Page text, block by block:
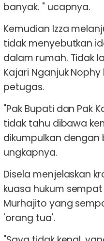
banyak. " ucapnya.
Kemudian Izza
tidak menyebutkan
dalam rumah. Tidak
Kajari Nganjuk
petugas.
"Pak Bupati dan Pak
tidak tahu dibawa
dikumpulkan
ungkapnya.
Disela menjelaskan
kuasa hukum
Murhajito yang
'orang tua'.